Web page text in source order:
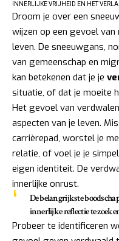
INNERLIJKE VRIJHEID EN HET
Droom je over een
wijzen op een gevoel van
leven. De sneeuwgans,
van gemeenschap en
kan betekenen dat je je
situatie, of dat je moeite
Het gevoel van
aspecten van je leven.
carrièrepad, worstel je
relatie, of voel je je
eigen identiteit. De
innerlijke onrust.
De belangrijkste
innerlijke reflectiete
Probeer te identificeren